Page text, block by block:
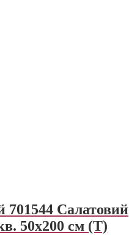
701544 Салатовий
50х200 см (Т)